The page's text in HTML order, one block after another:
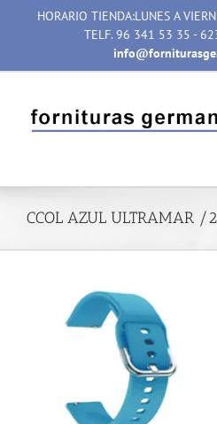
HORARIO TIENDA:LUNES A
TELF. 96 341 53 35 -
CCOL AZUL ULTRAMAR /